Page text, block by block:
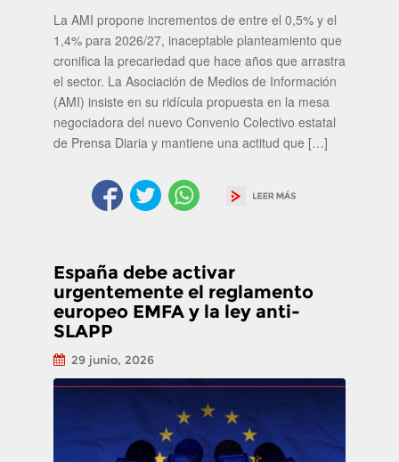
La AMI propone incrementos de entre el 0,5% y el
1,4% para 2026/27, inaceptable planteamiento que
cronifica la precariedad que hace años que arrastra
el sector. La Asociación de Medios de Información
(AMI) insiste en su ridícula propuesta en la mesa
negociadora del nuevo Convenio Colectivo estatal
de Prensa Diaria y mantiene una actitud que […]
España debe activar
urgentemente el reglamento
europeo EMFA y la ley anti-
SLAPP
29 junio, 2026